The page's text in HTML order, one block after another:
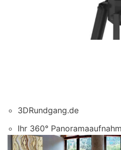
3DRundgang.de
Ihr 360°